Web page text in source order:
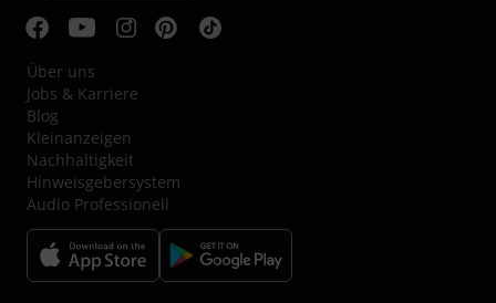
Über uns
Jobs & Karriere
Blog
Kleinanzeigen
Nachhaltigkeit
Hinweisgebersystem
Audio Professionell